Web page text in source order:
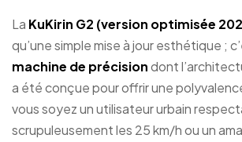
La KuKirin G2 (version optimisée
qu’une simple mise à jour esthétique ;
machine de précisiondont
a été conçue pour offrir une
vous soyez un utilisateur urbain
scrupuleusement les 25 km/h ou un